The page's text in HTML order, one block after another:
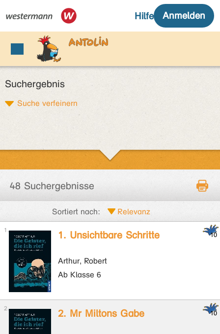
Suchergebnis
Suche verfeinern
48 Suchergebnisse
Sortiert nach:
1. Unsichtbare Schritte
Arthur, Robert
Ab Klasse 6
2. Mr Miltons Gabe